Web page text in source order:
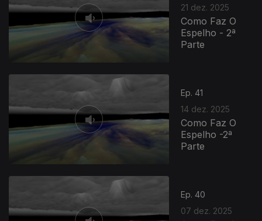
21 dez. 2025
Como Faz O
Espelho - 2ª
Parte
Ep. 41
14 dez. 2025
Como Faz O
Espelho -2ª
Parte
Ep. 40
07 dez. 2025